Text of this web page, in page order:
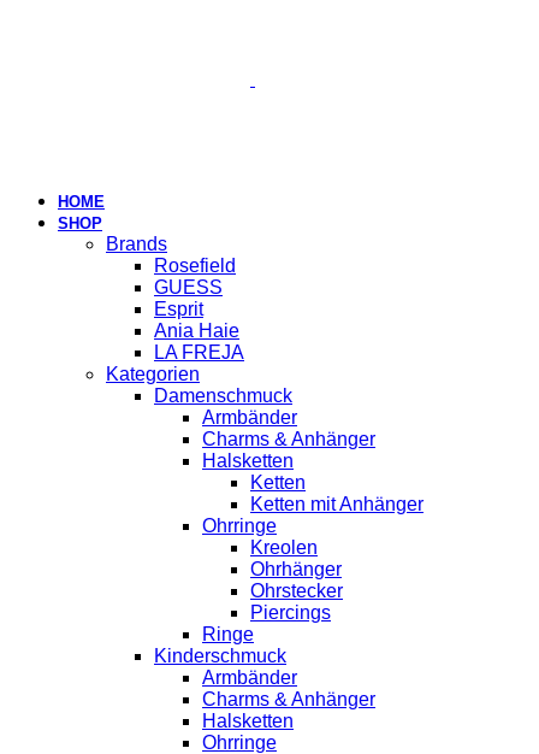
HOME
SHOP
Brands
Rosefield
GUESS
Esprit
Ania Haie
LA FREJA
Kategorien
Damenschmuck
Armbänder
Charms & Anhänger
Halsketten
Ketten
Ketten mit Anhänger
Ohrringe
Kreolen
Ohrhänger
Ohrstecker
Piercings
Ringe
Kinderschmuck
Armbänder
Charms & Anhänger
Halsketten
Ohrringe